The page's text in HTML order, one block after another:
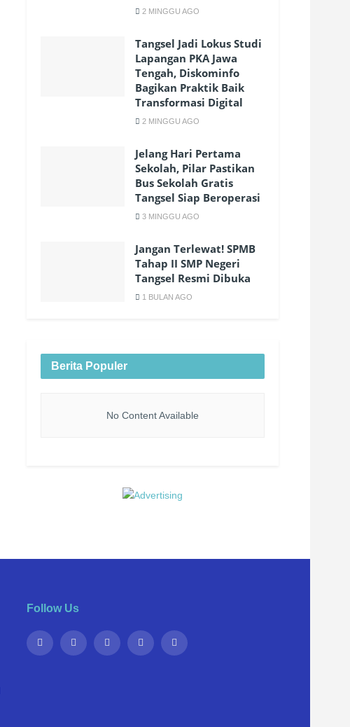
2 MINGGU AGO
Tangsel Jadi Lokus Studi
Lapangan PKA Jawa
Tengah, Diskominfo
Bagikan Praktik Baik
Transformasi Digital
2 MINGGU AGO
Jelang Hari Pertama
Sekolah, Pilar Pastikan
Bus Sekolah Gratis
Tangsel Siap Beroperasi
3 MINGGU AGO
Jangan Terlewat! SPMB
Tahap II SMP Negeri
Tangsel Resmi Dibuka
1 BULAN AGO
Berita Populer
No Content Available
Follow Us